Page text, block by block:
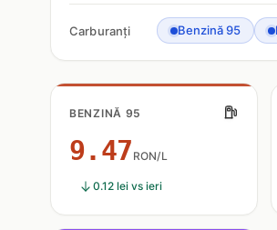
Carburanți Benzină 95
BENZINĂ 95
9.47 RON/L
0.12 lei vs ieri